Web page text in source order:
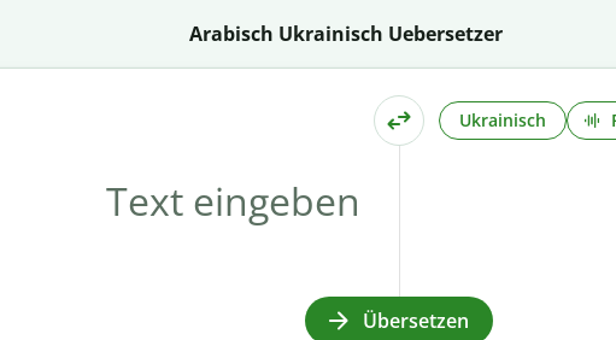
Arabisch Ukrainisch Uebersetzer
Ukrainisch
Übersetzen